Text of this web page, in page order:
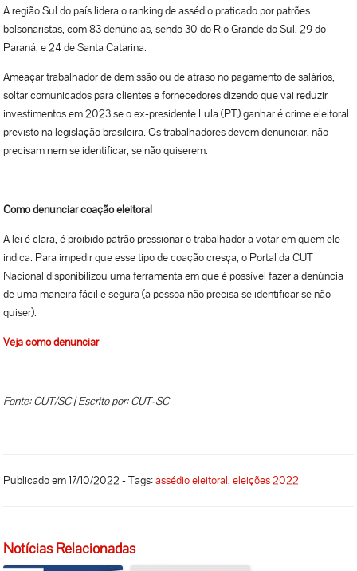
A região Sul do país lidera o ranking de assédio praticado por patrões
bolsonaristas, com 83 denúncias, sendo 30 do Rio Grande do Sul, 29 do
Paraná, e 24 de Santa Catarina.
Ameaçar trabalhador de demissão ou de atraso no pagamento de salários,
soltar comunicados para clientes e fornecedores dizendo que vai reduzir
investimentos em 2023 se o ex-presidente Lula (PT) ganhar é crime eleitoral
previsto na legislação brasileira. Os trabalhadores devem denunciar, não
precisam nem se identificar, se não quiserem.
Como denunciar coação eleitoral
A lei é clara, é proibido patrão pressionar o trabalhador a votar em quem ele
indica. Para impedir que esse tipo de coação cresça, o Portal da CUT
Nacional disponibilizou uma ferramenta em que é possível fazer a denúncia
de uma maneira fácil e segura (a pessoa não precisa se identificar se não
quiser).
Veja como denunciar
Fonte: CUT/SC | Escrito por: CUT-SC
Publicado em 17/10/2022 - Tags:assédio eleitoral,eleições 2022
Notícias Relacionadas